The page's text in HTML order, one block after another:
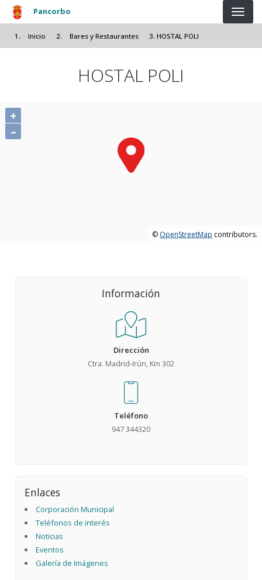
Pasar al contenido principal
Pancorbo
Inicio Bares y Restaurantes HOSTAL POLI
HOSTAL POLI
+
–
© OpenStreetMap contributors.
Información
Dirección
Ctra. Madrid-Irún, Km 302
Teléfono
947 344320
Enlaces
Corporación Municipal
Teléfonos de interés
Noticias
Eventos
Galería de Imágenes